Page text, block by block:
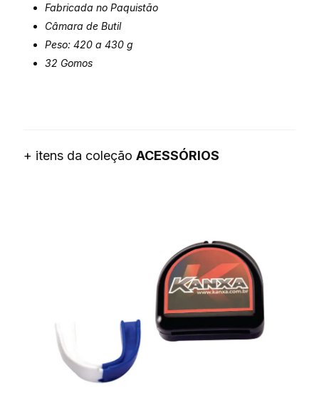
Fabricada no Paquistão
Câmara de Butil
Peso: 420 a 430 g
32 Gomos
+ itens da coleção ACESSÓRIOS